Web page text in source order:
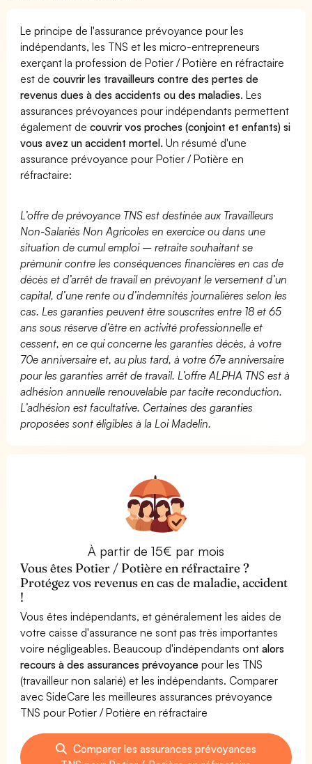
Le principe de l'assurance prévoyance pour les
indépendants, les TNS et les micro-entrepreneurs
exerçant la profession de Potier / Potière en réfractaire
est decouvrir les travailleurs contre des pertes de
revenus dues à des accidents ou des maladies. Les
assurances prévoyances pour indépendants permettent
également decouvrir vos proches (conjoint et enfants) si
vous avez un accident mortel. Un résumé d'une
assurance prévoyance pour Potier / Potière en
réfractaire:
L’offre de prévoyance TNS est destinée aux Travailleurs
Non-Salariés Non Agricoles en exercice ou dans une
situation de cumul emploi – retraite souhaitant se
prémunir contre les conséquences financières en cas de
décès et d’arrêt de travail en prévoyant le versement d’un
capital, d’une rente ou d’indemnités journalières selon les
cas. Les garanties peuvent être souscrites entre 18 et 65
ans sous réserve d’être en activité professionnelle et
cessent, en ce qui concerne les garanties décès, à votre
70e anniversaire et, au plus tard, à votre 67e anniversaire
pour les garanties arrêt de travail. L’offre ALPHA TNS est à
adhésion annuelle renouvelable par tacite reconduction.
L’adhésion est facultative. Certaines des garanties
proposées sont éligibles à la Loi Madelin.
À partir de 15€ par mois
Vous êtes Potier / Potière en réfractaire ?
Protégez vos revenus en cas de maladie, accident
!
Vous êtes indépendants, et généralement les aides de
votre caisse d'assurance ne sont pas très importantes
voire négligeables. Beaucoup d'indépendants ontalors
recours à des assurances prévoyance pour les TNS
(travailleur non salarié) et les indépendants. Comparer
avec SideCare les meilleures assurances prévoyance
TNS pour Potier / Potière en réfractaire
Comparer les assurances prévoyances